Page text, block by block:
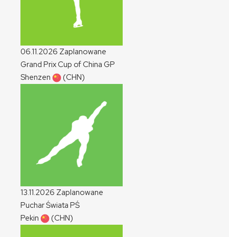
06.11.2026 Zaplanowane
Grand Prix Cup of China GP
Shenzen
(CHN)
13.11.2026 Zaplanowane
Puchar Świata PŚ
Pekin
(CHN)